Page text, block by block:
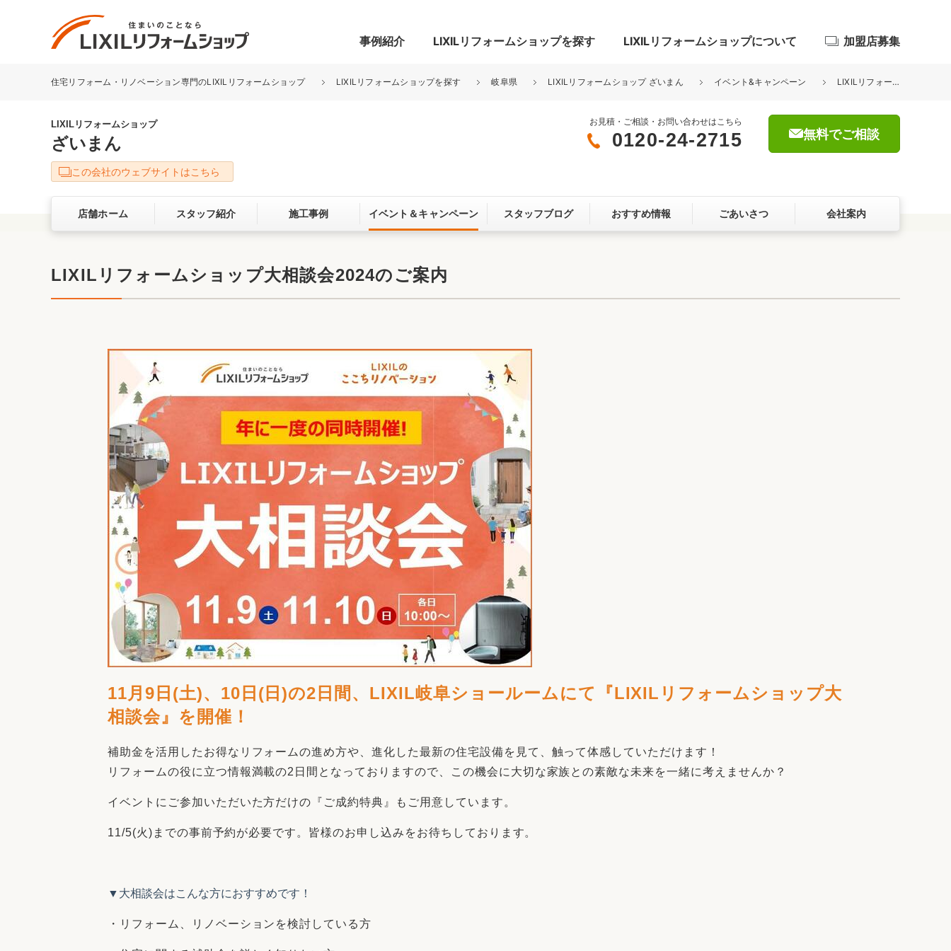
事例紹介
リフォーム事例を探す
キッチン
洗面化粧室 トイレ 玄関まわり 門まわり 屋根・外壁
ベランダ・バルコニー ガーデンスペース カースペース
お客さまの声 3Dシミュレーション
LIXILリフォームショップを探す LIXILリフォームショップについて
LIXILリフォームショップについて
サービス向上・品質改善の取り組み お客さま満足度アンケート
ここちいい暮らしをつくる、価値・性能向上
リフォームコンシェルジュ® ライフスタイルコンパス
中古物件探しから性能向上リフォームをワン
ストップ
リフォームお役立ち情報
加盟店募集
住宅リフォーム・リノベーション専門のLIXILリフォームショップ LIXILリフォームショップを探す 岐阜県 LIXILリフォームショップ ざいまん イベント&キャンペーン LIXILリフォームショップ大相談会2024のご案内
LIXILリフォームショップ
ざいまん
お見積・ご相談・お問い合わせはこちら
0120-24-2715 無料でご相談
この会社のウェブサイトはこちら
店舗ホーム スタッフ紹介 施工事例 イベント＆キャンペーン スタッフブログ おすすめ情報 ごあいさつ 会社案内
LIXILリフォームショップ大相談会2024のご案内
11月9日(土)、10日(日)の2日間、LIXIL岐阜ショールームにて『LIXILリフォームショップ大
相談会』を開催！
補助金を活用したお得なリフォームの進め方や、進化した最新の住宅設備を見て、触って体感していただけます！
リフォームの役に立つ情報満載の2日間となっておりますので、この機会に大切な家族との素敵な未来を一緒に考えませんか？
イベントにご参加いただいた方だけの『ご成約特典』もご用意しています。
11/5(火)までの事前予約が必要です。皆様のお申し込みをお待ちしております。
▼大相談会はこんな方におすすめです！
・リフォーム、リノベーションを検討している方